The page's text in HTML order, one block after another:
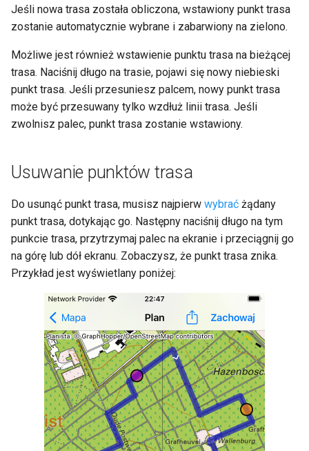
Jeśli nowa trasa została obliczona, wstawiony punkt trasa
zostanie automatycznie wybrane i zabarwiony na zielono.
Możliwe jest również wstawienie punktu trasa na bieżącej
trasa. Naciśnij długo na trasie, pojawi się nowy niebieski
punkt trasa. Jeśli przesuniesz palcem, nowy punkt trasa
może być przesuwany tylko wzdłuż linii trasa. Jeśli
zwolnisz palec, punkt trasa zostanie wstawiony.
Usuwanie punktów trasa
Do usunąć punkt trasa, musisz najpierw wybrać żądany
punkt trasa, dotykając go. Następny naciśnij długo na tym
punkcie trasa, przytrzymaj palec na ekranie i przeciągnij go
na górę lub dół ekranu. Zobaczysz, że punkt trasa znika.
Przykład jest wyświetlany poniżej: